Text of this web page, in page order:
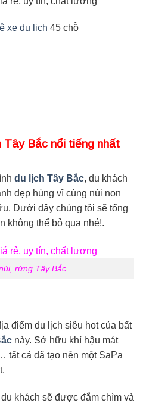
xe du lịch 45 chỗ
Tây Bắc nổi tiếng nhất
du lịch Tây Bắc, du khách
đẹp hùng vĩ cùng núi non
Dưới đây chúng tôi sẽ tổng
không thể bỏ qua nhé!.
rừng Tây Bắc.
điểm du lịch siêu hot của bất
này. Sở hữu khí hậu mát
tất cả đã tạo nên một SaPa
du khách sẽ được đắm chìm và